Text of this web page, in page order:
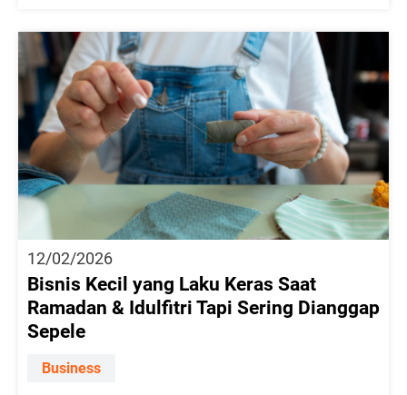
12/02/2026
Bisnis Kecil yang Laku Keras Saat
Ramadan & Idulfitri Tapi Sering Dianggap
Sepele
Business